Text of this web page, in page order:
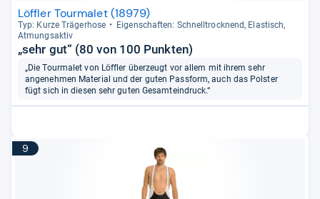
Löffler Tourmalet (18979)
Typ: Kurze Trä­ger­hose
Eigen­schaf­ten: Schnell­trock­nend, Elas­tisch,
Atmungs­ak­tiv
„sehr gut“ (80 von 100 Punkten)
„Die Tourmalet von Löffler überzeugt vor allem mit ihrem sehr
angenehmen Material und der guten Passform, auch das Polster
fügt sich in diesen sehr guten Gesamteindruck.“
9